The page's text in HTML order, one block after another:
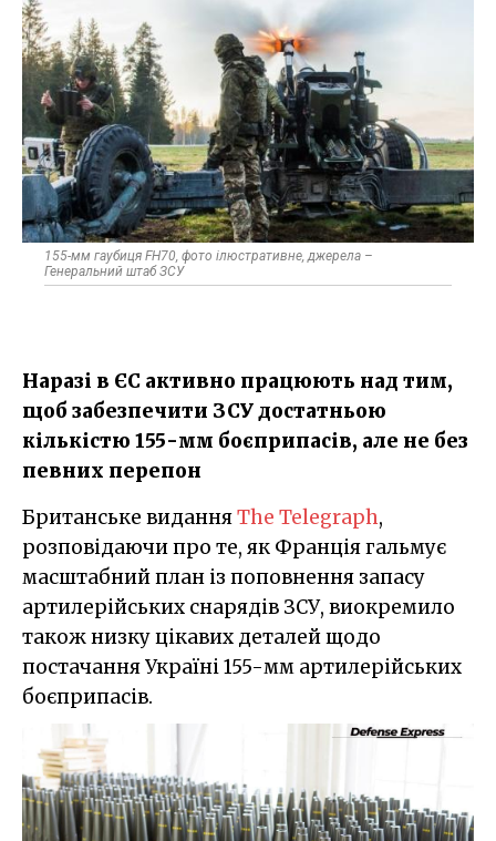
155-мм гаубиця FH70, фото ілюстративне, джерела –
Генеральний штаб ЗСУ
Наразі в ЄС активно працюють над тим,
щоб забезпечити ЗСУ достатньою
кількістю 155-мм боєприпасів, але не без
певних перепон
Британське виданняThe Telegraph,
розповідаючи про те, як Франція гальмує
масштабний план із поповнення запасу
артилерійських снарядів ЗСУ, виокремило
також низку цікавих деталей щодо
постачання Україні 155-мм артилерійських
боєприпасів.